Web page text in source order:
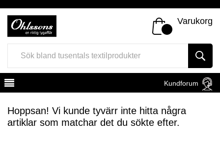
Varukorg
Kundforum
Hoppsan! Vi kunde tyvärr inte hitta några
artiklar som matchar det du sökte efter.